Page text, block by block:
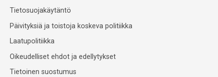
Tietosuojakäytäntö
Päivityksiä ja toistoja koskeva politiikka
Laatupolitiikka
Oikeudelliset ehdot ja edellytykset
Tietoinen suostumus